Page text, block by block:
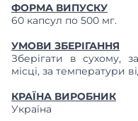
ФОРМА ВИПУСКУ
60 капсул по 500 мг.
УМОВИ ЗБЕРІГАННЯ
Зберігати в сухому,
місці, за температури
КРАЇНА ВИРОБНИК
Україна